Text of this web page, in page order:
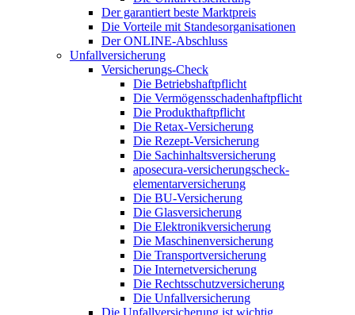
Der garantiert beste Marktpreis
Die Vorteile mit Standesorganisationen
Der ONLINE-Abschluss
Unfallversicherung
Versicherungs-Check
Die Betriebshaftpflicht
Die Vermögensschadenhaftpflicht
Die Produkthaftpflicht
Die Retax-Versicherung
Die Rezept-Versicherung
Die Sachinhaltsversicherung
aposecura-versicherungscheck-
elementarversicherung
Die BU-Versicherung
Die Glasversicherung
Die Elektronikversicherung
Die Maschinenversicherung
Die Transportversicherung
Die Internetversicherung
Die Rechtsschutzversicherung
Die Unfallversicherung
Die Unfallversicherung ist wichtig